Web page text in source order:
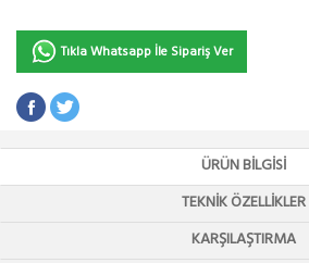
Tıkla Whatsapp İle Sipariş Ver
ÜRÜN BILGISI
TEKNIK ÖZELLIKLER
KARŞILAŞTIRMA